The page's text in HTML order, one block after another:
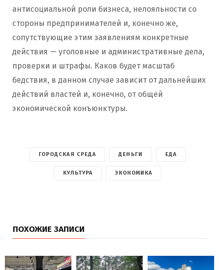
антисоциальной роли бизнеса, нелояльности со
стороны предпринимателей и, конечно же,
сопутствующие этим заявлениям конкретные
действия — уголовные и административные дела,
проверки и штрафы. Каков будет масштаб
бедствия, в данном случае зависит от дальнейших
действий властей и, конечно, от общей
экономической конъюнктуры.
ГОРОДСКАЯ СРЕДА ДЕНЬГИ ЕДА
КУЛЬТУРА ЭКОНОМИКА
ПОХОЖИЕ ЗАПИСИ